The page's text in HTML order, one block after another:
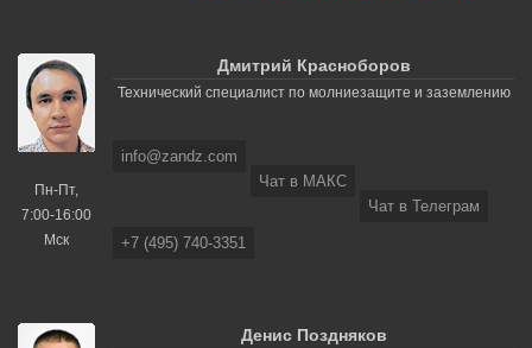
Пн-Пт,
7:00-16:00
Мск
Дмитрий Красноборов
Технический специалист по молниезащите и заземлению
info@zandz.com
Чат в МАКС
Чат в Телеграм
+7 (495) 740-3351
Денис Поздняков